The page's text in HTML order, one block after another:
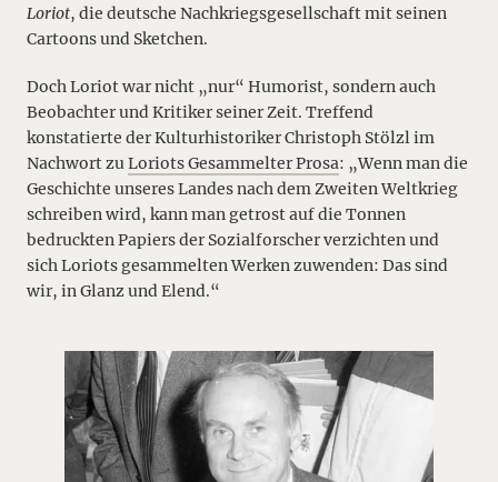
Loriot, die deutsche Nachkriegsgesellschaft mit seinen
Cartoons und Sketchen.
Doch Loriot war nicht „nur“ Humorist, sondern auch
Beobachter und Kritiker seiner Zeit. Treffend
konstatierte der Kulturhistoriker Christoph Stölzl im
Nachwort zuLoriots Gesammelter Prosa: „Wenn man die
Geschichte unseres Landes nach dem Zweiten Weltkrieg
schreiben wird, kann man getrost auf die Tonnen
bedruckten Papiers der Sozialforscher verzichten und
sich Loriots gesammelten Werken zuwenden: Das sind
wir, in Glanz und Elend.“